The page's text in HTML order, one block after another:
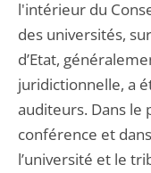
l'intérieur du
des universités,
d’Etat,
juridictionnelle, a
auditeurs. Dans
conférence et
l’université et le